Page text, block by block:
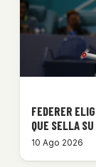
FEDERER
QUE SELLA
10 Ago 2026